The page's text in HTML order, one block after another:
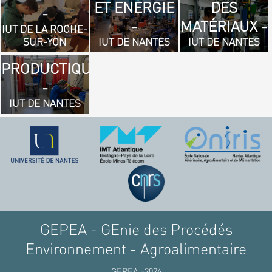
-
IUT DE LA ROCHE-
SUR-YON
ET ENERGIE
-
IUT DE NANTES
DES
MATÉRIAUX -
IUT DE NANTES
- GÉNIE
MÉCANIQUE
ET
PRODUCTIQUE
-
IUT DE NANTES
GEPEA - GEnie des Procédés
Environnement - Agroalimentaire